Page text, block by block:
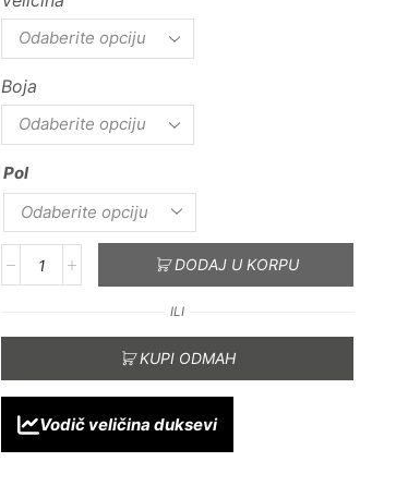
Boja
Pol
DODAJ U KORPU
ILI
KUPI ODMAH
Vodič veličina duksevi